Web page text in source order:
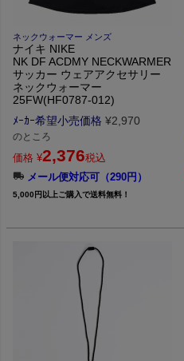
ネックウォーマー メンズ
ナイキ NIKE
NK DF ACDMY NECKWARMER
サッカー ウェアアクセサリー
ネックウォーマー
25FW(HF0787-012)
ﾒｰｶｰ希望小売価格 ¥2,970
のところ
価格 ¥2,376税込
メール便対応可（290円）
5,000円以上ご購入で送料無料！